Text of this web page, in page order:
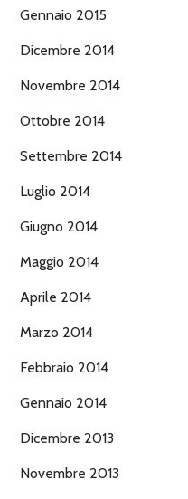
Gennaio 2015
Dicembre 2014
Novembre 2014
Ottobre 2014
Settembre 2014
Luglio 2014
Giugno 2014
Maggio 2014
Aprile 2014
Marzo 2014
Febbraio 2014
Gennaio 2014
Dicembre 2013
Novembre 2013